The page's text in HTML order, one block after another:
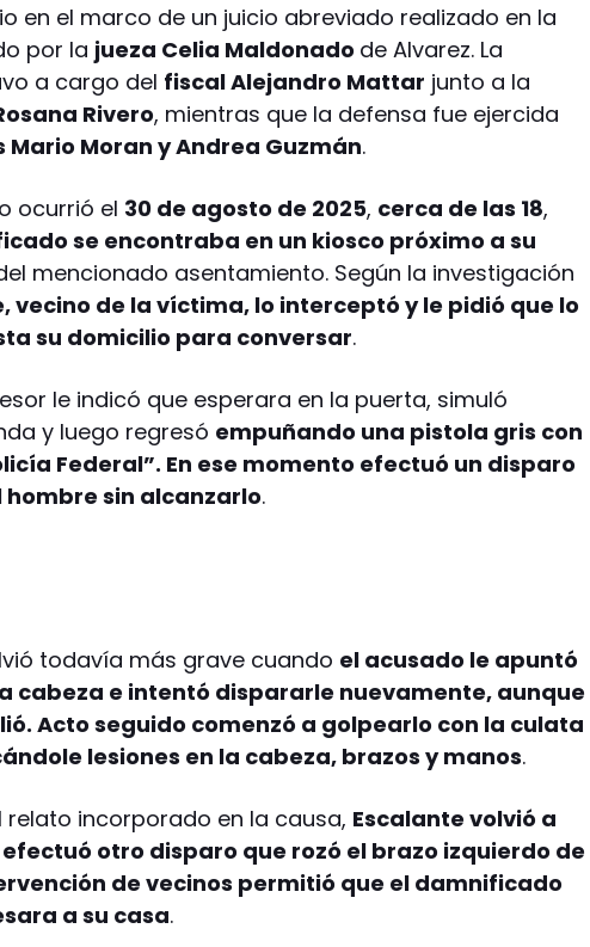
en el marco de un juicio abreviado realizado en la
por la jueza Celia Maldonado de Alvarez. La
a cargo del fiscal Alejandro Mattar junto a la
Rivero, mientras que la defensa fue ejercida
Moran y Andrea Guzmán.
ocurrió el 30 de agosto de 2025, cerca de las 18,
se encontraba en un kiosco próximo a su
mencionado asentamiento. Según la investigación
vecino de la víctima, lo interceptó y le pidió que lo
su domicilio para conversar.
le indicó que esperara en la puerta, simuló
y luego regresó empuñando una pistola gris con
Federal”. En ese momento efectuó un disparo
hombre sin alcanzarlo.
todavía más grave cuando el acusado le apuntó
cabeza e intentó dispararle nuevamente, aunque
Acto seguido comenzó a golpearlo con la culata
lesiones en la cabeza, brazos y manos.
relato incorporado en la causa, Escalante volvió a
otro disparo que rozó el brazo izquierdo de
de vecinos permitió que el damnificado
a su casa.